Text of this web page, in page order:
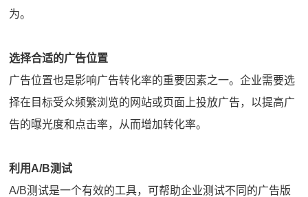
为。
选择合适的广告位置
广告位置也是影响广告转化率的重要因素之一。企业需要选
择在目标受众频繁浏览的网站或页面上投放广告，以提高广
告的曝光度和点击率，从而增加转化率。
利用A/B测试
A/B测试是一个有效的工具，可帮助企业测试不同的广告版